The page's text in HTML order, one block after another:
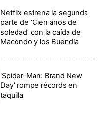
Netflix estrena la segunda
parte de ‘Cien años de
soledad’ con la caída de
Macondo y los Buendía
'Spider-Man: Brand New
Day' rompe récords en
taquilla